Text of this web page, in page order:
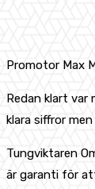
Promotor Max
Redan klart var
klara siffror
Tungviktaren
är garanti för